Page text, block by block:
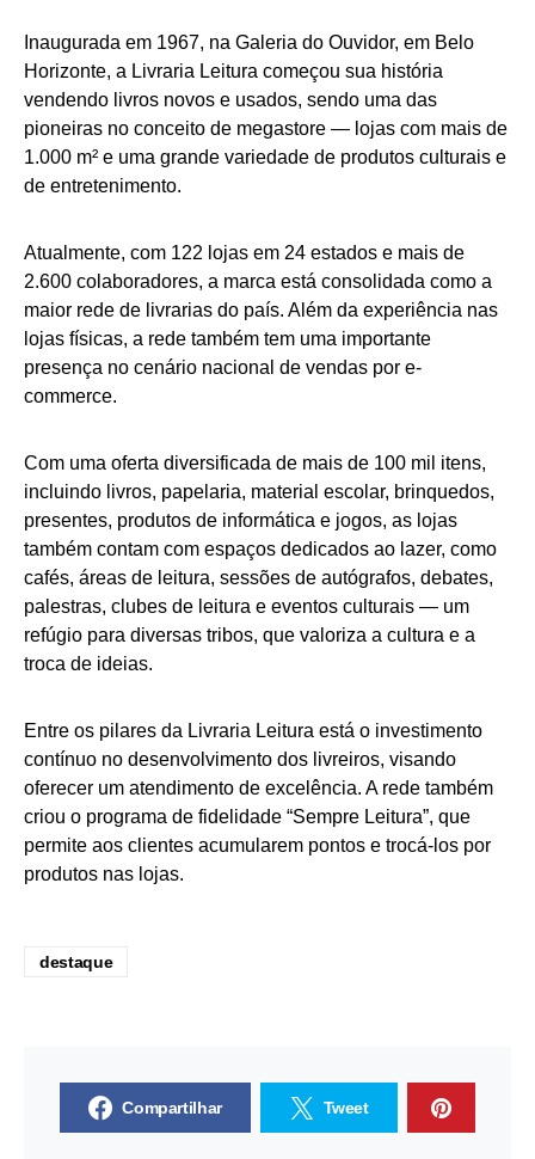
Inaugurada em 1967, na Galeria do Ouvidor, em Belo
Horizonte, a Livraria Leitura começou sua história
vendendo livros novos e usados, sendo uma das
pioneiras no conceito de megastore — lojas com mais de
1.000 m² e uma grande variedade de produtos culturais e
de entretenimento.
Atualmente, com 122 lojas em 24 estados e mais de
2.600 colaboradores, a marca está consolidada como a
maior rede de livrarias do país. Além da experiência nas
lojas físicas, a rede também tem uma importante
presença no cenário nacional de vendas por e-
commerce.
Com uma oferta diversificada de mais de 100 mil itens,
incluindo livros, papelaria, material escolar, brinquedos,
presentes, produtos de informática e jogos, as lojas
também contam com espaços dedicados ao lazer, como
cafés, áreas de leitura, sessões de autógrafos, debates,
palestras, clubes de leitura e eventos culturais — um
refúgio para diversas tribos, que valoriza a cultura e a
troca de ideias.
Entre os pilares da Livraria Leitura está o investimento
contínuo no desenvolvimento dos livreiros, visando
oferecer um atendimento de excelência. A rede também
criou o programa de fidelidade “Sempre Leitura”, que
permite aos clientes acumularem pontos e trocá-los por
produtos nas lojas.
destaque
Compartilhar Tweet